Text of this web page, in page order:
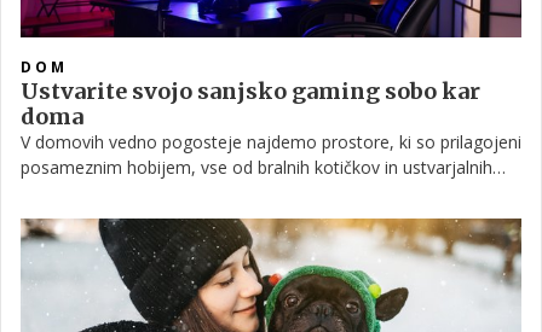
DOM
Ustvarite svojo sanjsko gaming sobo kar
doma
V domovih vedno pogosteje najdemo prostore, ki so prilagojeni
posameznim hobijem, vse od bralnih kotičkov in ustvarjalnih
priljubljenimi izbirami pa je tudi gaming soba, ki presega okvir
klasične pisarne z računalnikom. Gre namreč za premišljeno
oblikovan prostor, kjer se združita tehnika in udobje.